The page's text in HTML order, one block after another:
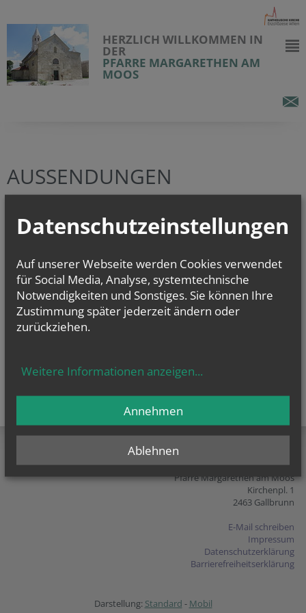
HERZLICH WILLKOMMEN IN
DER
PFARRE MARGARETHEN AM
MOOS
AUSSENDUNGEN
vorherige weitere
tweet
Pfarre Margarethen am Moos
Kirchenpl. 1
2463 Gallbrunn
E-Mail schreiben
Impressum
Datenschutzerklärung
Barrierefreiheitserklärung
Darstellung: Standard - Mobil
Datenschutzeinstellungen
Auf unserer Webseite werden Cookies verwendet
für Social Media, Analyse, systemtechnische
Notwendigkeiten und Sonstiges. Sie können Ihre
Zustimmung später jederzeit ändern oder
zurückziehen.
Weitere Informationen anzeigen...
Ablehnen
Annehmen